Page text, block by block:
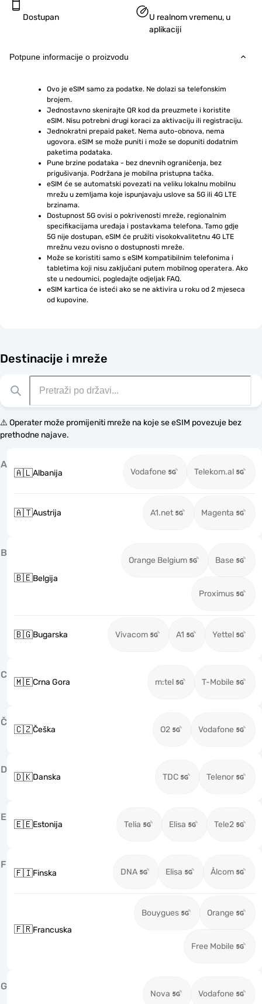
Dostupan
U realnom vremenu, u
aplikaciji
Potpune informacije o proizvodu
Ovo je eSIM samo za podatke. Ne dolazi sa telefonskim
brojem.
Jednostavno skenirajte QR kod da preuzmete i koristite
eSIM. Nisu potrebni drugi koraci za aktivaciju ili registraciju.
Jednokratni prepaid paket. Nema auto-obnova, nema
ugovora. eSIM se može puniti i može se dopuniti dodatnim
paketima podataka.
Pune brzine podataka - bez dnevnih ograničenja, bez
prigušivanja. Podržana je mobilna pristupna tačka.
eSIM će se automatski povezati na veliku lokalnu mobilnu
mrežu u zemljama koje ispunjavaju uslove sa 5G ili 4G LTE
brzinama.
Dostupnost 5G ovisi o pokrivenosti mreže, regionalnim
specifikacijama uređaja i postavkama telefona. Tamo gdje
5G nije dostupan, eSIM će pružiti visokokvalitetnu 4G LTE
mrežnu vezu ovisno o dostupnosti mreže.
Može se koristiti samo s eSIM kompatibilnim telefonima i
tabletima koji nisu zaključani putem mobilnog operatera. Ako
ste u nedoumici, pogledajte odjeljak FAQ.
eSIM kartica će isteći ako se ne aktivira u roku od 2 mjeseca
od kupovine.
Destinacije i mreže
⚠️ Operater može promijeniti mreže na koje se eSIM povezuje bez
prethodne najave.
A
🇦🇱Albanija Vodafone Telekom.al
🇦🇹Austrija A1.net Magenta
B
🇧🇪Belgija
Orange Belgium Base
Proximus
🇧🇬Bugarska Vivacom A1 Yettel
C
🇲🇪Crna Gora m:tel T-Mobile
Č
🇨🇿Češka O2 Vodafone
D
🇩🇰Danska TDC Telenor
E
🇪🇪Estonija Telia Elisa Tele2
F
🇫🇮Finska DNA Elisa Ålcom
🇫🇷Francuska
Bouygues Orange
Free Mobile
G
Nova Vodafone